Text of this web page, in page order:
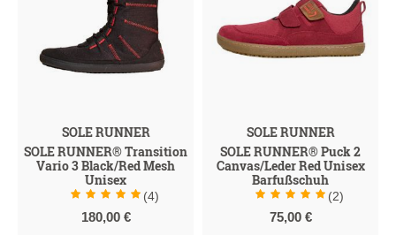
SOLE RUNNER
SOLE RUNNER® Transition
Vario 3 Black/Red Mesh
Unisex
(4)
180,00 €
SOLE RUNNER
SOLE RUNNER® Puck 2
Canvas/Leder Red Unisex
Barfußschuh
(2)
75,00 €